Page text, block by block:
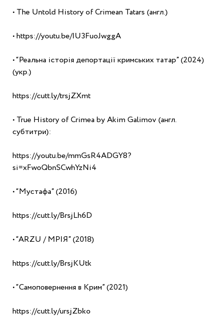
• The Untold History of Crimean Tatars (англ.)
• https://youtu.be/IU3FuoJwggA
• “Реальна історія депортації кримських татар” (2024)
(укр.)
https://cutt.ly/trsjZXmt
• True History of Crimea by Akim Galimov (англ.
субтитри):
https://youtu.be/mmGsR4ADGY8?
si=xFwoQbnSCwhYzNi4
• “Мустафа” (2016)
https://cutt.ly/BrsjLh6D
• “ARZU / МРІЯ” (2018)
https://cutt.ly/BrsjKUtk
• “Самоповернення в Крим” (2021)
https://cutt.ly/ursjZbko